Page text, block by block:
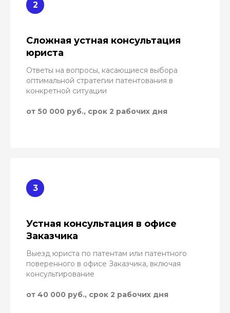
Сложная устная консультация
юриста
Ответы на вопросы, касающиеся выбора
оптимальной стратегии патентования в
конкретной ситуации
от 50 000 руб., срок 2 рабочих дня
Устная консультация в офисе
Заказчика
Выезд юриста по патентам или патентного
поверенного в офисе Заказчика, включая
консультирование
от 40 000 руб., срок 2 рабочих дня